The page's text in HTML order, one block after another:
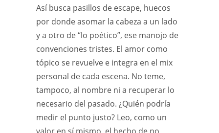
Así busca pasillos de escape, huecos
por donde asomar la cabeza a un lado
y a otro de “lo poético”, ese manojo de
convenciones tristes. El amor como
tópico se revuelve e integra en el mix
personal de cada escena. No teme,
tampoco, al nombre ni a recuperar lo
necesario del pasado. ¿Quién podría
medir el punto justo? Leo, como un